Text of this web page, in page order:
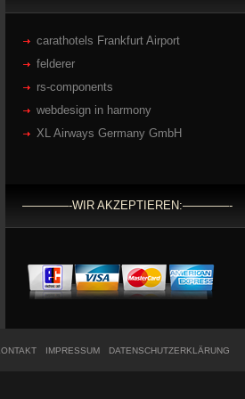
carathotels Frankfurt Airport
felderer
rs-components
webdesign in harmony
XL Airways Germany GmbH
————-WIR AKZEPTIEREN:————-
IMPRESSUM DATENSCHUTZERKLÄRUNG